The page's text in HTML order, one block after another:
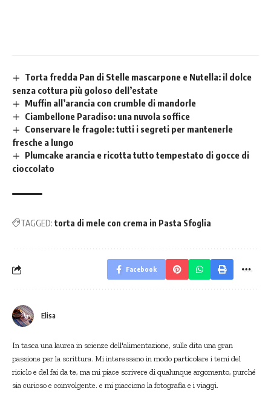
Torta fredda Pan di Stelle mascarpone e Nutella: il dolce
senza cottura più goloso dell’estate
Muffin all’arancia con crumble di mandorle
Ciambellone Paradiso: una nuvola soffice
Conservare le fragole: tutti i segreti per mantenerle
fresche a lungo
Plumcake arancia e ricotta tutto tempestato di gocce di
cioccolato
TAGGED: torta di mele con crema in Pasta Sfoglia
Facebook
Elisa
In tasca una laurea in scienze dell'alimentazione, sulle dita una gran
passione per la scrittura. Mi interessano in modo particolare i temi del
riciclo e del fai da te, ma mi piace scrivere di qualunque argomento, purché
sia curioso e coinvolgente. e mi piacciono la fotografia e i viaggi.